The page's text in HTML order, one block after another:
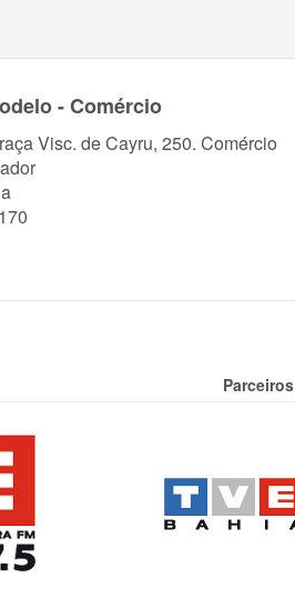
- Comércio
Visc. de Cayru, 250. Comércio
Parceiros